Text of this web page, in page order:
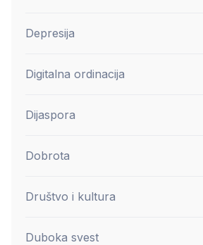
Depresija
Digitalna ordinacija
Dijaspora
Dobrota
Društvo i kultura
Duboka svest